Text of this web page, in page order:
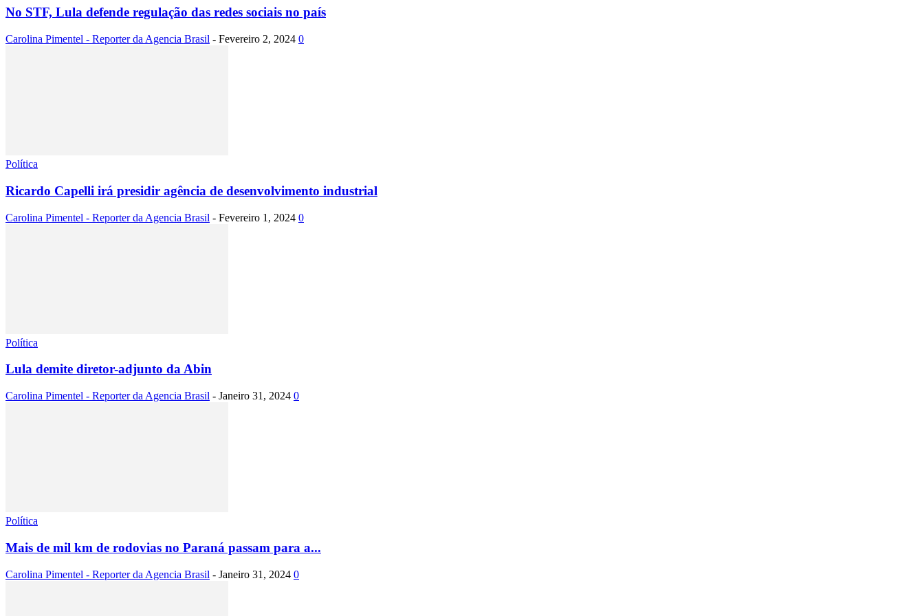
No STF, Lula defende regulação das redes sociais no país
Carolina Pimentel - Reporter da Agencia Brasil - Fevereiro 2, 2024 0
Política
Ricardo Capelli irá presidir agência de desenvolvimento industrial
Carolina Pimentel - Reporter da Agencia Brasil - Fevereiro 1, 2024 0
Política
Lula demite diretor-adjunto da Abin
Carolina Pimentel - Reporter da Agencia Brasil - Janeiro 31, 2024 0
Política
Mais de mil km de rodovias no Paraná passam para a...
Carolina Pimentel - Reporter da Agencia Brasil - Janeiro 31, 2024 0